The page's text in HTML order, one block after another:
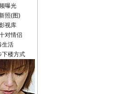
曝光
照(图)
视库
对情侣
生活
下楼方式